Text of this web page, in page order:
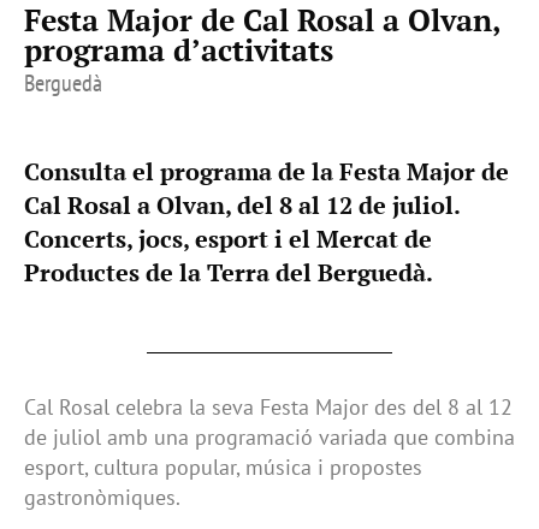
Festa Major de Cal Rosal a Olvan,
programa d’activitats
Berguedà
Consulta el programa de la Festa Major de
Cal Rosal a Olvan, del 8 al 12 de juliol.
Concerts, jocs, esport i el Mercat de
Productes de la Terra del Berguedà.
Cal Rosal celebra la seva Festa Major des del 8 al 12
de juliol amb una programació variada que combina
esport, cultura popular, música i propostes
gastronòmiques.